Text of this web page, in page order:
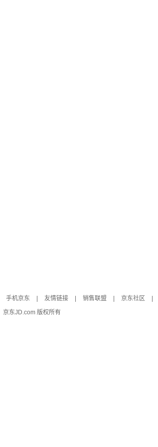
手机京东 友情链接 销售联盟 京东社区
京东JD.com 版权所有